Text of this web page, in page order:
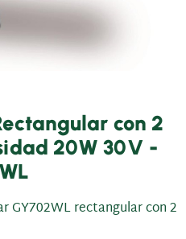
con 2
20W 30V -
GY702WL rectangular con 2